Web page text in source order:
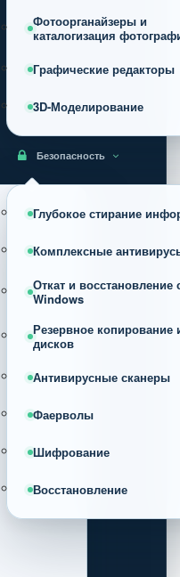
Фотоорганайзеры и
каталогизация
Графические редакторы
3D-Моделирование
Безопасность
Глубокое стирание
Комплексные
Откат и восстановление
Windows
Резервное копирование
дисков
Антивирусные сканеры
Фаерволы
Шифрование
Восстановление